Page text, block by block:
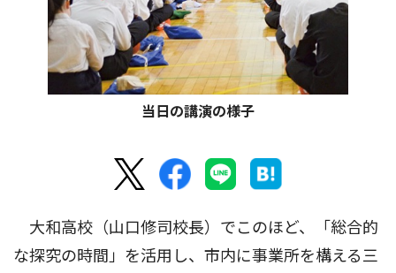
当日の講演の様子
大和高校（山口修司校長）でこのほど、「総合的
な探究の時間」を活用し、市内に事業所を構える三